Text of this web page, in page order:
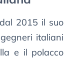
2015 il suo
italiani
e il polacco